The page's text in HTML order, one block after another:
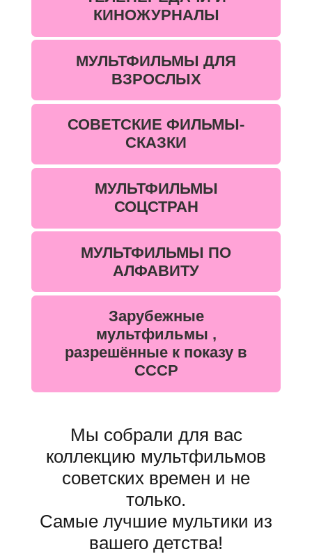
КИНОЖУРНАЛЫ
МУЛЬТФИЛЬМЫ ДЛЯ
ВЗРОСЛЫХ
СОВЕТСКИЕ ФИЛЬМЫ-
СКАЗКИ
МУЛЬТФИЛЬМЫ
СОЦСТРАН
МУЛЬТФИЛЬМЫ ПО
АЛФАВИТУ
Зарубежные
мультфильмы ,
разрешённые к показу в
СССР
Мы собрали для вас
коллекцию мультфильмов
советских времен и не
только.
Самые лучшие мультики из
вашего детства!